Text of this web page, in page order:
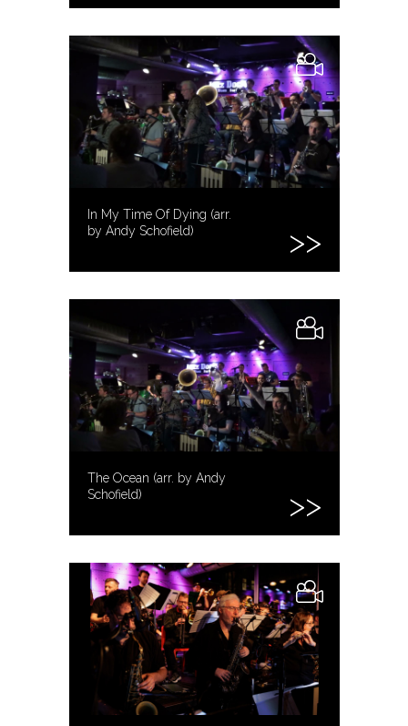
In My Time Of Dying (arr.
by Andy Schofield)
The Ocean (arr. by Andy
Schofield)